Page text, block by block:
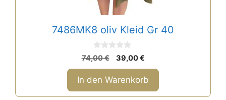
7486MK8 oliv Kleid Gr 40
0
v
o
n
5
74,00€
Ursprünglicher
Preis
war:
74,00 €
39,00€Aktueller
Preis
ist:
39,00 €.
In den Warenkorb